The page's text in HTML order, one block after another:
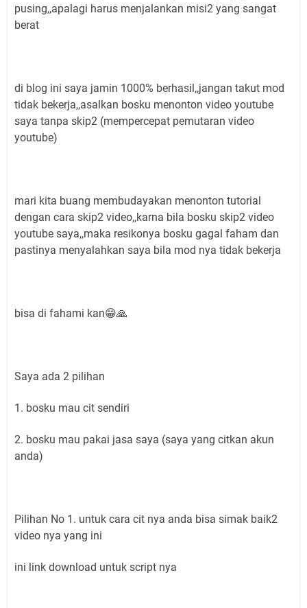
pusing,,apalagi harus menjalankan misi2 yang sangat
berat
di blog ini saya jamin 1000% berhasil,,jangan takut mod
tidak bekerja,,asalkan bosku menonton video youtube
saya tanpa skip2 (mempercepat pemutaran video
youtube)
mari kita buang membudayakan menonton tutorial
dengan cara skip2 video,,karna bila bosku skip2 video
youtube saya,,maka resikonya bosku gagal faham dan
pastinya menyalahkan saya bila mod nya tidak bekerja
bisa di fahami kan😁🙏
Saya ada 2 pilihan
1. bosku mau cit sendiri
2. bosku mau pakai jasa saya (saya yang citkan akun
anda)
Pilihan No 1. untuk cara cit nya anda bisa simak baik2
video nya yang ini
ini link download untuk script nya